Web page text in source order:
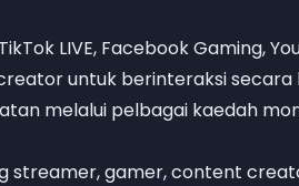
LIVE, Facebook Gaming,
untuk berinteraksi
melalui pelbagai kaedah
streamer, gamer, content